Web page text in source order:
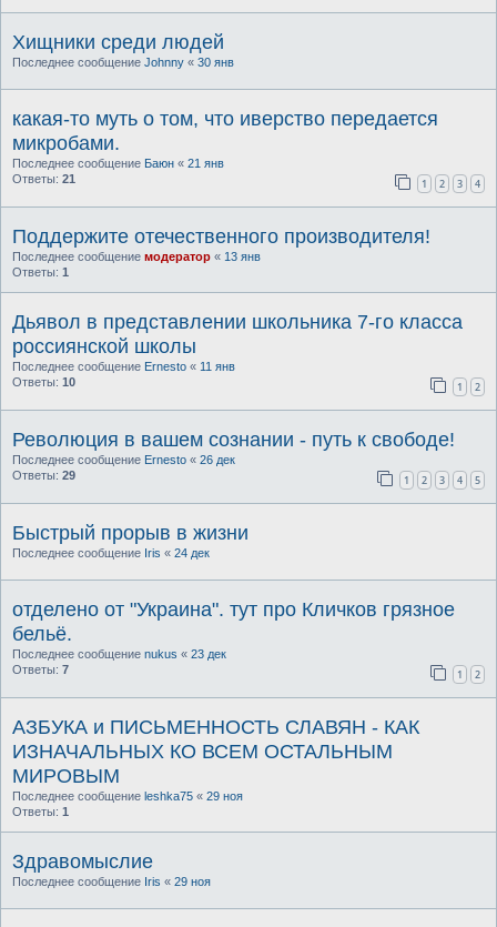
Хищники среди людей
Последнее сообщение Johnny « 30 янв
какая-то муть о том, что иверство передается
микробами.
Последнее сообщение Баюн « 21 янв
Ответы: 21 1 2 3 4
Поддержите отечественного производителя!
Последнее сообщение модератор « 13 янв
Ответы: 1
Дьявол в представлении школьника 7-го класса
россиянской школы
Последнее сообщение Ernesto « 11 янв
Ответы: 10 1 2
Революция в вашем сознании - путь к свободе!
Последнее сообщение Ernesto « 26 дек
Ответы: 29 1 2 3 4 5
Быстрый прорыв в жизни
Последнее сообщение Iris « 24 дек
отделено от "Украина". тут про Кличков грязное
бельё.
Последнее сообщение nukus « 23 дек
Ответы: 7 1 2
АЗБУКА и ПИСЬМЕННОСТЬ СЛАВЯН - КАК
ИЗНАЧАЛЬНЫХ КО ВСЕМ ОСТАЛЬНЫМ
МИРОВЫМ
Последнее сообщение leshka75 « 29 ноя
Ответы: 1
Здравомыслие
Последнее сообщение Iris « 29 ноя